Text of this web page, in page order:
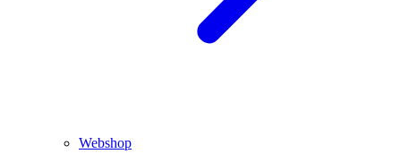
Webshop